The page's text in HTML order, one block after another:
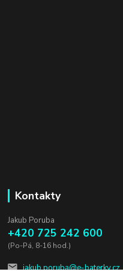
Kontakty
Jakub Poruba
+420 725 242 600
(Po-Pá, 8-16 hod.)
jakub.poruba@e-baterky.cz